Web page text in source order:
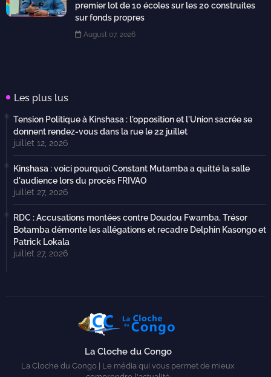
premier lot de 10 écoles sur les 20 construites
sur fonds propres
August 07, 2026
Les plus lus
Tension Politique à Kinshasa : l'opposition et l'Union sacrée se
donnent rendez-vous dans la rue le 22 juillet
juillet 12, 2026
Kinshasa : voici pourquoi Constant Mutamba a quitté la salle
d'audience lors du procès FRIVAO
juillet 27, 2026
RDC : Accusations montées contre Doudou Fwamba, Trésor
Botamba démonte les allégations et recadre Delphin Kasongo et
Patrick Lokala
juillet 27, 2026
La Cloche du Congo
La Cloche du Congo | Le média qui vous permet de mieux